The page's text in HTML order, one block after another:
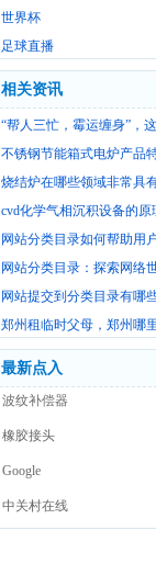
世界杯
足球直播
相关资讯
“帮人三忙，霉运缠身”，
不锈钢节能箱式电炉产品
烧结炉在哪些领域非常具
cvd化学气相沉积设备的
网站分类目录如何帮助用
网站分类目录：探索网络
网站提交到分类目录有哪
郑州租临时父母，郑州哪
最新点入
波纹补偿器
橡胶接头
Google
中关村在线